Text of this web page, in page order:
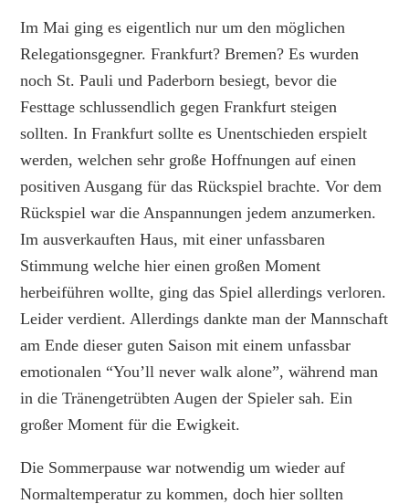
Im Mai ging es eigentlich nur um den möglichen
Relegationsgegner. Frankfurt? Bremen? Es wurden
noch St. Pauli und Paderborn besiegt, bevor die
Festtage schlussendlich gegen Frankfurt steigen
sollten. In Frankfurt sollte es Unentschieden erspielt
werden, welchen sehr große Hoffnungen auf einen
positiven Ausgang für das Rückspiel brachte. Vor dem
Rückspiel war die Anspannungen jedem anzumerken.
Im ausverkauften Haus, mit einer unfassbaren
Stimmung welche hier einen großen Moment
herbeiführen wollte, ging das Spiel allerdings verloren.
Leider verdient. Allerdings dankte man der Mannschaft
am Ende dieser guten Saison mit einem unfassbar
emotionalen “You’ll never walk alone”, während man
in die Tränengetrübten Augen der Spieler sah. Ein
großer Moment für die Ewigkeit.
Die Sommerpause war notwendig um wieder auf
Normaltemperatur zu kommen, doch hier sollten